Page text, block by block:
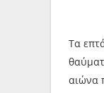
Τα
αιώνα